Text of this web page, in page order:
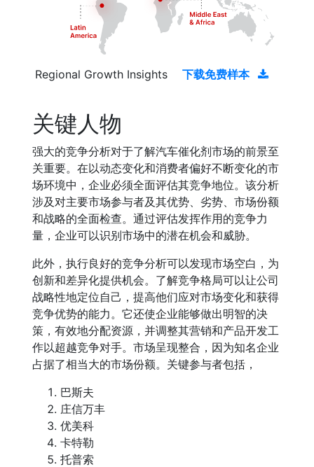
Regional Growth Insights 下载免费样本
关键人物
强大的竞争分析对于了解汽车催化剂市场的前景至
关重要。在以动态变化和消费者偏好不断变化的市
场环境中，企业必须全面评估其竞争地位。该分析
涉及对主要市场参与者及其优势、劣势、市场份额
和战略的全面检查。通过评估发挥作用的竞争力
量，企业可以识别市场中的潜在机会和威胁。
此外，执行良好的竞争分析可以发现市场空白，为
创新和差异化提供机会。了解竞争格局可以让公司
战略性地定位自己，提高他们应对市场变化和获得
竞争优势的能力。它还使企业能够做出明智的决
策，有效地分配资源，并调整其营销和产品开发工
作以超越竞争对手。市场呈现整合，因为知名企业
占据了相当大的市场份额。关键参与者包括，
巴斯夫
庄信万丰
优美科
卡特勒
托普索